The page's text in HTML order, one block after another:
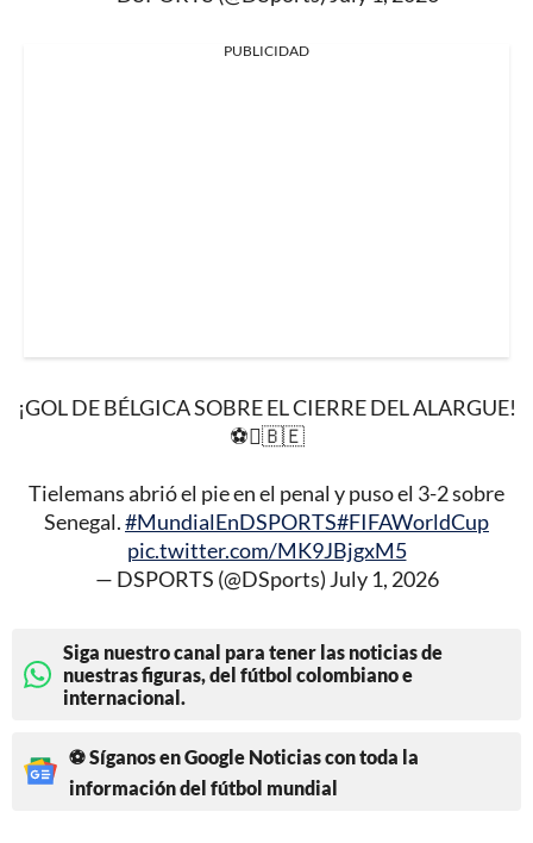
PUBLICIDAD
¡GOL DE BÉLGICA SOBRE EL CIERRE DEL ALARGUE!
⚽🇧🇪
Tielemans abrió el pie en el penal y puso el 3-2 sobre
Senegal.#MundialEnDSPORTS#FIFAWorldCup
pic.twitter.com/MK9JBjgxM5
— DSPORTS (@DSports) July 1, 2026
Siga nuestro canal para tener las noticias de
nuestras figuras, del fútbol colombiano e
internacional.
⚽ Síganos en Google Noticias con toda la
información del fútbol mundial